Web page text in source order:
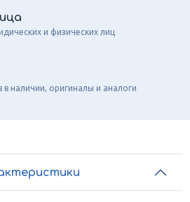
и физических лиц
в наличии, оригиналы и аналоги